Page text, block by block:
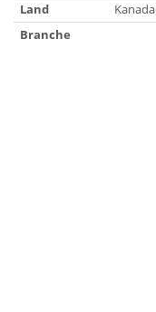
Land
Kanada
Branche